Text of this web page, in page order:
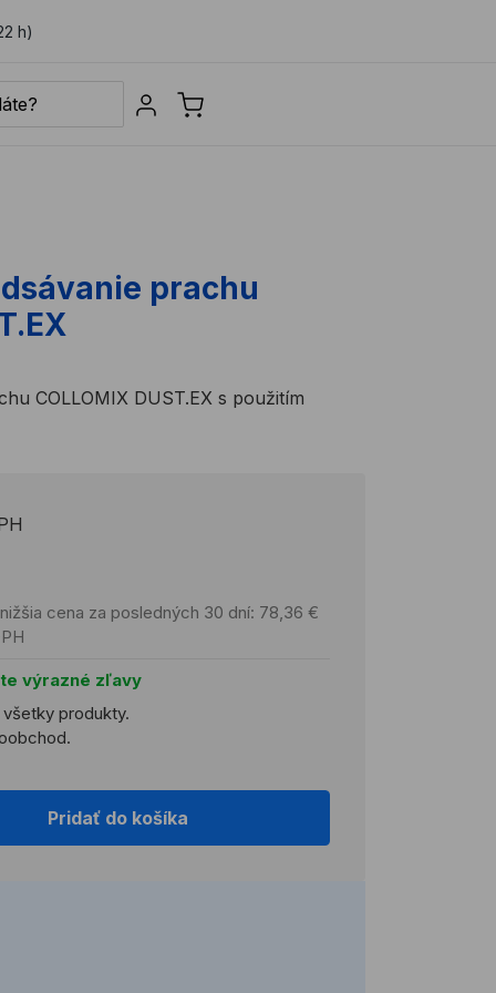
h)
Sign in
prachu
COLLOMIX DUST.EX s použitím
cena za posledných 30 dní: 78,36 €
výrazné zľavy
produkty.
Pridať do košíka